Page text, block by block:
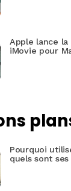
Apple lance
iMovie pour
Pourquoi
quels sont